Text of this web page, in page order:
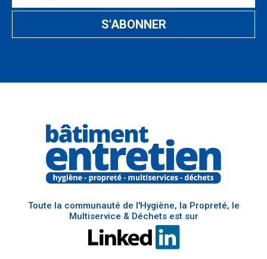
Toute la communauté de l'Hygiène, la Propreté, le
Multiservice & Déchets est sur